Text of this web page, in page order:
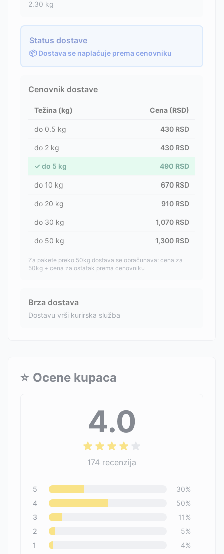
2.30 kg
Status dostave
📦 Dostava se naplaćuje prema cenovniku
Cenovnik dostave
Težina (kg) Cena (RSD)
do 0.5 kg 430 RSD
do 2 kg 430 RSD
✓ do 5 kg 490 RSD
do 10 kg 670 RSD
do 20 kg 910 RSD
do 30 kg 1,070 RSD
do 50 kg 1,300 RSD
Za pakete preko 50kg dostava se obračunava: cena za
50kg + cena za ostatak prema cenovniku
Brza dostava
Dostavu vrši kurirska služba
⭐ Ocene kupaca
4.0
174 recenzija
5 30%
4
50%
3
11%
2
5%
1
4%